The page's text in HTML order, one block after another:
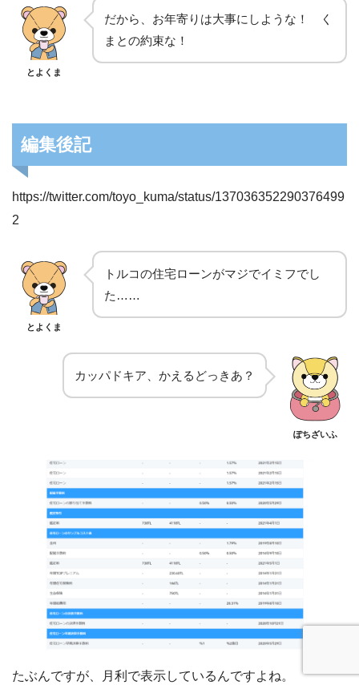
とよくま
だから、お年寄りは大事にしような！ く
まとの約束な！
編集後記
https://twitter.com/toyo_kuma/status/137036352290376499
2
とよくま
トルコの住宅ローンがマジでイミフでし
た……
カッパドキア、かえるどっきあ？
ぽちざいふ
たぶんですが、月利で表示しているんですよね。